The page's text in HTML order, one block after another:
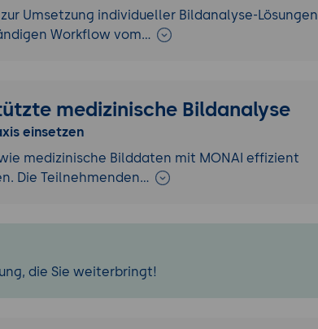
Umsetzung individueller Bildanalyse-Lösungen
Workflow vom…
medizinische Bildanalyse
einsetzen
medizinische Bilddaten mit MONAI effizient
Die Teilnehmenden…
die Sie weiterbringt!